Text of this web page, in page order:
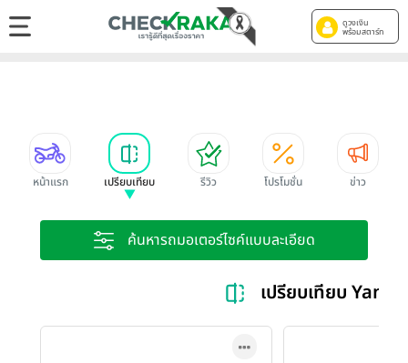
ดูวงเงิน
พร้อมสตาร์ท
หน้าแรก เปรียบเทียบ รีวิว โปรโมชั่น ข่าว
ค้นหารถมอเตอร์ไซค์แบบละเอียด
เปรียบเทียบ